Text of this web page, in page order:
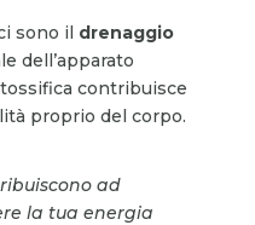
sono il drenaggio
dell’apparato
contribuisce
proprio del corpo.
ad
la tua energia